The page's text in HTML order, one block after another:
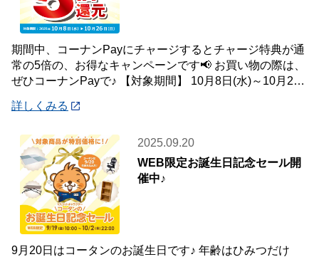
期間中、コーナンPayにチャージするとチャージ特典が通
常の5倍の、お得なキャンペーンです📢 お買い物の際は、
ぜひコーナンPayで♪ 【対象期間】 10月8日(水)～10月26
詳しくみる
2025.09.20
WEB限定お誕生日記念セール開
催中♪
9月20日はコータンのお誕生日です♪ 年齢はひみつだけ